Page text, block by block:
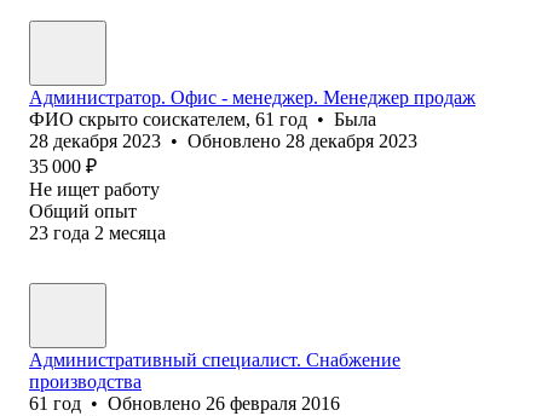
Администратор. Офис - менеджер. Менеджер продаж
ФИО скрыто соискателем, 61 год • Была
28 декабря 2023 • Обновлено 28 декабря 2023
35 000 ₽
Не ищет работу
Общий опыт
23 года 2 месяца
Административный специалист. Снабжение
производства
61 год • Обновлено 26 февраля 2016